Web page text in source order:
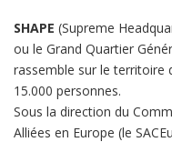
SHAPE (Supreme
ou le Grand Quartier
rassemble sur le territoire
15.000 personnes.
Sous la direction du
Alliées en Europe (le